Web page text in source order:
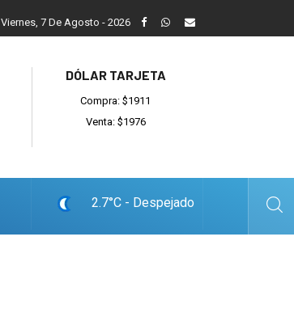
Reino recibió a instituciones y confirmó gestiones para
Viernes, 7 De Agosto - 2026
DÓLAR TARJETA
Compra: $1911
Venta: $1976
2.7°C - Despejado